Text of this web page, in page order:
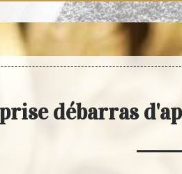
débarras